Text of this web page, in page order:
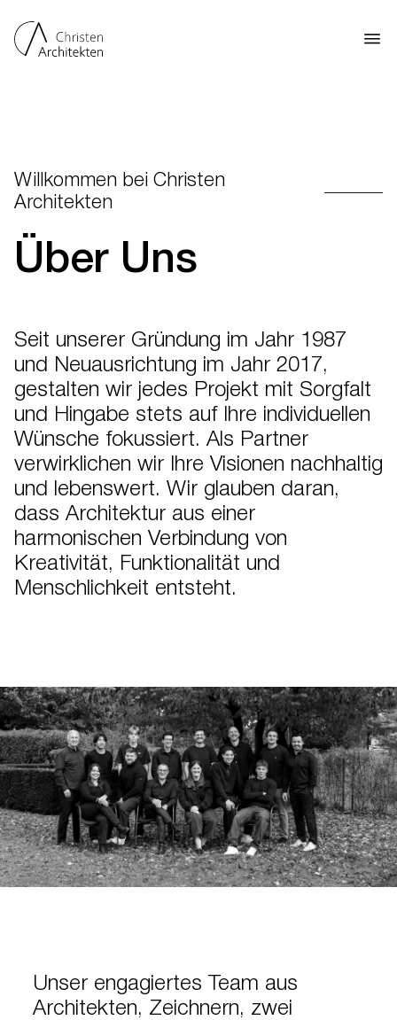
Willkommen bei Christen
Architekten
Über Uns
Seit unserer Gründung im Jahr 1987
und Neuausrichtung im Jahr 2017,
gestalten wir jedes Projekt mit Sorgfalt
und Hingabe stets auf Ihre individuellen
Wünsche fokussiert. Als Partner
verwirklichen wir Ihre Visionen nachhaltig
und lebenswert. Wir glauben daran,
dass Architektur aus einer
harmonischen Verbindung von
Kreativität, Funktionalität und
Menschlichkeit entsteht.
Unser engagiertes Team aus
Architekten, Zeichnern, zwei